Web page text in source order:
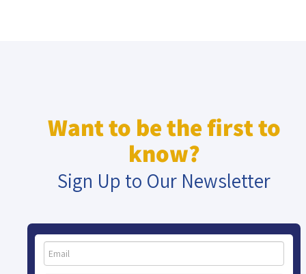
Want to be the first to
know?
Sign Up to Our Newsletter